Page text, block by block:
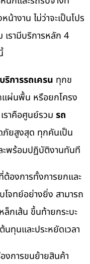
างาน ไม่ว่าจะเป็นโปร
เรามีบริการหลัก 4
บริการรถเครน ทุกข
แผ่นพื้น หรือยกโครง
เราคือศูนย์รวม รถ
ภัยสูงสุด ทุกคันเป็น
ะพร้อมปฏิบัติงานทันที
ต้องการทั้งการยกและ
โจทย์อย่างยิ่ง สามารถ
กเส้น ขึ้นท้ายกระบะ
ทุนและประหยัดเวลา
การขนย้ายสินค้า